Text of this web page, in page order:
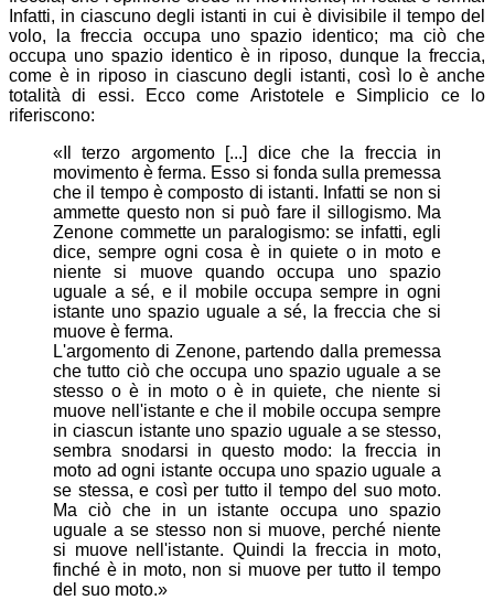
Infatti, in ciascuno degli istanti in cui è divisibile il tempo del
volo, la freccia occupa uno spazio identico; ma ciò che
occupa uno spazio identico è in riposo, dunque la freccia,
come è in riposo in ciascuno degli istanti, così lo è anche
totalità di essi. Ecco come Aristotele e Simplicio ce lo
riferiscono:
«Il terzo argomento [...] dice che la freccia in
movimento è ferma. Esso si fonda sulla premessa
che il tempo è composto di istanti. Infatti se non si
ammette questo non si può fare il sillogismo. Ma
Zenone commette un paralogismo: se infatti, egli
dice, sempre ogni cosa è in quiete o in moto e
niente si muove quando occupa uno spazio
uguale a sé, e il mobile occupa sempre in ogni
istante uno spazio uguale a sé, la freccia che si
muove è ferma.
L'argomento di Zenone, partendo dalla premessa
che tutto ciò che occupa uno spazio uguale a se
stesso o è in moto o è in quiete, che niente si
muove nell'istante e che il mobile occupa sempre
in ciascun istante uno spazio uguale a se stesso,
sembra snodarsi in questo modo: la freccia in
moto ad ogni istante occupa uno spazio uguale a
se stessa, e così per tutto il tempo del suo moto.
Ma ciò che in un istante occupa uno spazio
uguale a se stesso non si muove, perché niente
si muove nell'istante. Quindi la freccia in moto,
finché è in moto, non si muove per tutto il tempo
del suo moto.»